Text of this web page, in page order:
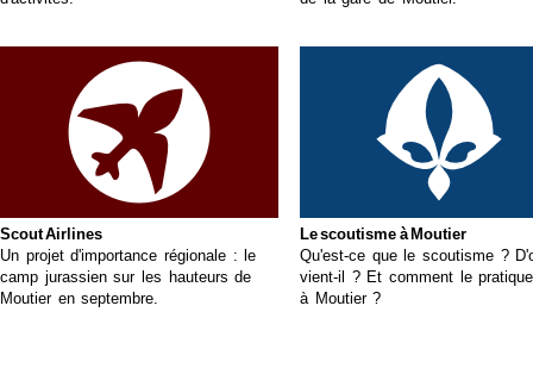
Scout Airlines
Un projet d'importance régionale : le
camp jurassien sur les hauteurs de
Moutier en septembre.
Le scoutisme à Moutier
Qu'est-ce que le scoutisme ?
vient-il ? Et comment le
à Moutier ?